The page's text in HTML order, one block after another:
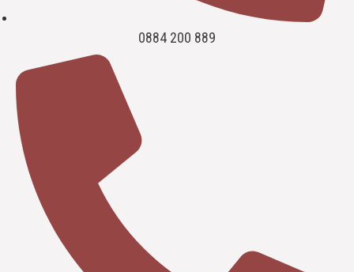
0884 200 889